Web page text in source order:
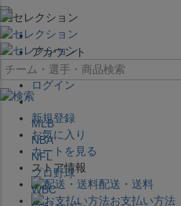
×
アカウント
ログイン
新規登録
お気に入り
カートを見る
ストア情報
配送・送料
お支払い方法
MLB
NBA
NFL
プロ野球
WBC